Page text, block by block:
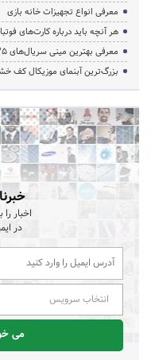
معرفی انواع تجهیزات خانه بازی
هر آنچه باید درباره کارت‌های
معرفی بهترین مینی سریال‌های 2025
بزرگ‌ترین آبنمای موزیکال کف
اخبار
در
انتخاب سرویس
می